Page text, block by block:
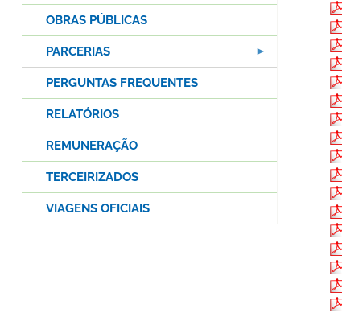
OBRAS PÚBLICAS
PARCERIAS
PERGUNTAS FREQUENTES
RELATÓRIOS
REMUNERAÇÃO
TERCEIRIZADOS
VIAGENS OFICIAIS